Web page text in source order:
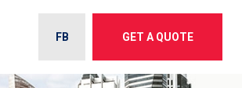
FB GET A QUOTE